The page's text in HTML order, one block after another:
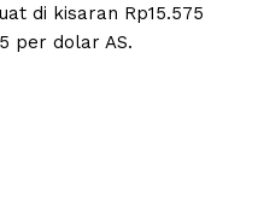
di kisaran Rp15.575
per dolar AS.